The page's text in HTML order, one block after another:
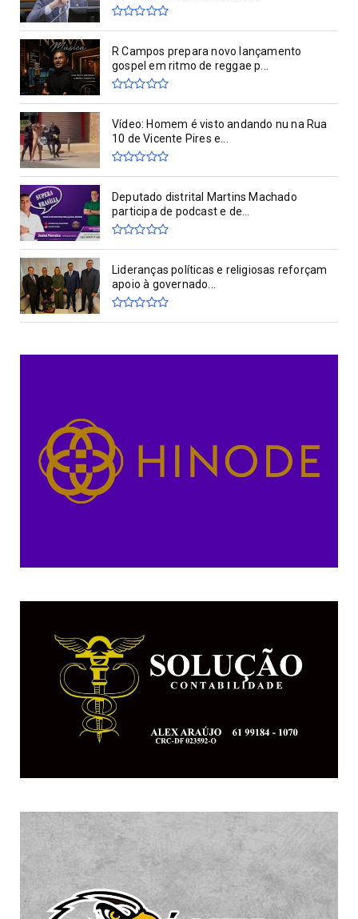
R Campos prepara novo lançamento
gospel em ritmo de reggae p...
Vídeo: Homem é visto andando nu na Rua
10 de Vicente Pires e...
Deputado distrital Martins Machado
participa de podcast e de...
Lideranças políticas e religiosas reforçam
apoio à governado...